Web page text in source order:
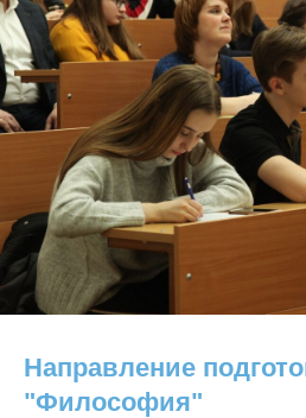
Направление
"Философия"